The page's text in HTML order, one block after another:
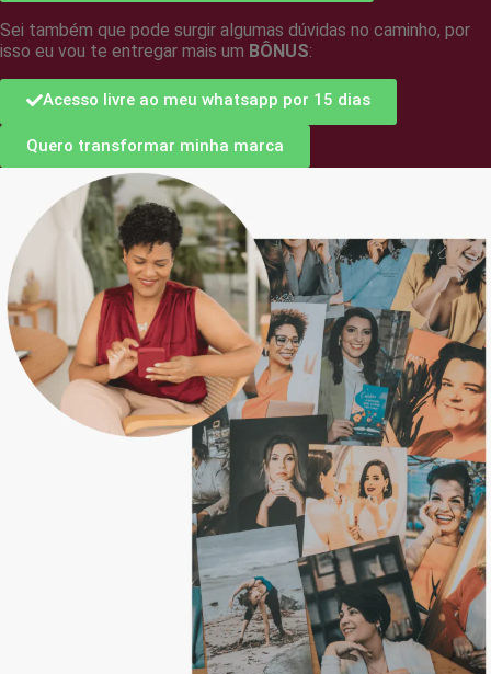
Sei também que pode surgir algumas dúvidas no caminho, por
isso eu vou te entregar mais um BÔNUS:
Acesso livre ao meu whatsapp por 15 dias
Quero transformar minha marca